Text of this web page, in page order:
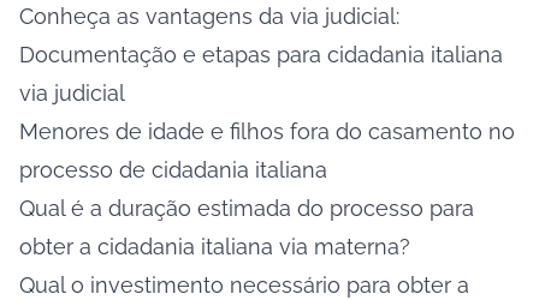
Conheça as vantagens da via judicial:
Documentação e etapas para cidadania italiana
via judicial
Menores de idade e filhos fora do casamento no
processo de cidadania italiana
Qual é a duração estimada do processo para
obter a cidadania italiana via materna?
Qual o investimento necessário para obter a